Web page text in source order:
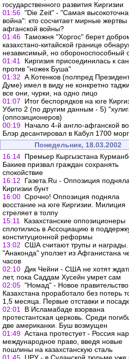
государственного развития Киргизии
01:56 "Die Zeit" - "Самая
война": кто сосчитает мирные жертвы
афганской войны?
01:46 Таможня "Хоргос" берет
казахстано-китайской границе
независимый, но обороноспособный
01:41
Киргизия присоединилась к
против "ножек Буша"
01:32 А.Котенков (полпред
Думе) имел в виду не конкретно
все они, чурки, на одно лицо
01:07
Итог беспорядков на юге
Убито 2 (по другим данным - 5)
(оппозиционеров)
00:19 Начало 4-й англо-афганской
Блэр десантировал в Кабул 1700
Понедельник, 18.03.2002
16:14 Премьер Кыргызстана
Бакиев призвал граждан сохранять
спокойствие
16:12
Газета.Ru - Оппозиция
Киргизии бунт
16:00 Срочно! Оппозиция подняла
восстание на юге Киргизии. Милиция
стреляет в толпу
15:11
Казахстанские оппозиционеры
сплотились в Ассоциацию в
конституционной реформы
13:02 США считают трупы и награды.
"Анаконда" уползет из Афганистана
часов
02:10 Дик Чейни - США не хотят
лет, пока Саддам Хусейн умрет сам
02:05 "Номад" - Новое правительство
Казахстана проработало без потерь
1,5 месяца. Первые отставки и
02:01
В Исламабаде взорвана
протестантская церковь. Среди
две американки. Буш возмущен
01:49 Астана протестует - Россия
международное право, введя новые
пошлины на казахстанскую сталь